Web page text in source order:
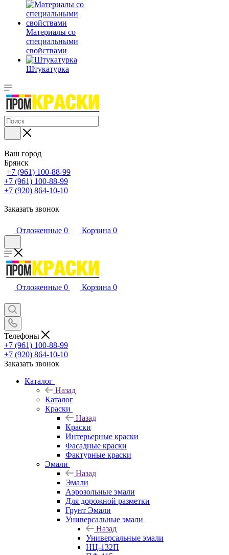
Материалы со
специальными
свойствами
Штукатурка
Ваш город
Брянск
+7 (961) 100-88-99
+7 (961) 100-88-99
+7 (920) 864-10-10
Заказать звонок
Отложенные 0 Корзина 0
Отложенные 0 Корзина 0
Телефоны
+7 (961) 100-88-99
+7 (920) 864-10-10
Заказать звонок
Каталог
Назад
Каталог
Краски
Назад
Краски
Интерьерные краски
Фасадные краски
Фактурные краски
Эмали
Назад
Эмали
Аэрозольные эмали
Для дорожной разметки
Грунт Эмали
Универсальные эмали
Назад
Универсальные эмали
НЦ-132П